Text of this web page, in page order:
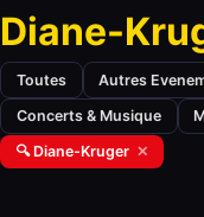
Diane-
Toutes Autres
Concerts & Musique
🔍 Diane-Kruger ✕